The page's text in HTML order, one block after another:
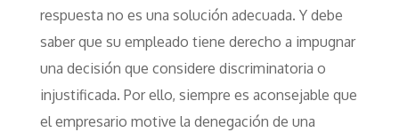
respuesta no es una solución adecuada. Y debe
saber que su empleado tiene derecho a impugnar
una decisión que considere discriminatoria o
injustificada. Por ello, siempre es aconsejable que
el empresario motive la denegación de una